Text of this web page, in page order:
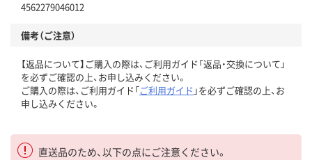
4562279046012
備考（ご注意）
【返品について】ご購入の際は、ご利用ガイド「返品・交換について」
を必ずご確認の上、お申し込みください。
ご購入の際は、ご利用ガイド「ご利用ガイド 」を必ずご確認の上、お
申し込みください。
直送品のため、以下の点にご注意ください。